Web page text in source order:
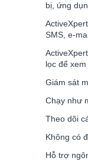
bị, ứng
SMS, e-
lọc để
Giám sát
Chạy như
Theo dõi
Không có
Hỗ trợ